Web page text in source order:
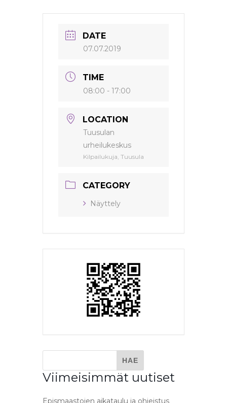
DATE
07.07.2019
TIME
08:00 - 17:00
LOCATION
Tuusulan
urheilukeskus
Kilpailukuja, Tuusula
CATEGORY
Näyttely
Viimeisimmät uutiset
Epismaastojen aikataulu ja ohjeistus